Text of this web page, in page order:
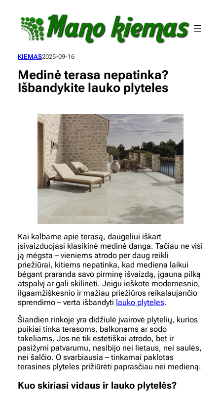
turinio
KIEMAS2025-09-16
Medinė terasa nepatinka?
Išbandykite lauko plyteles
Kai kalbame apie terasą, daugeliui iškart
įsivaizduojasi klasikinė medinė danga. Tačiau ne visi
ją mėgsta – vieniems atrodo per daug reikli
priežiūrai, kitiems nepatinka, kad mediena laikui
bėgant praranda savo pirminę išvaizdą, įgauna pilką
atspalvį ar gali skilinėti. Jeigu ieškote modernesnio,
ilgaamžiškesnio ir mažiau priežiūros reikalaujančio
sprendimo – verta išbandyti lauko plyteles.
Šiandien rinkoje yra didžiulė įvairovė plytelių, kurios
puikiai tinka terasoms, balkonams ar sodo
takeliams. Jos ne tik estetiškai atrodo, bet ir
pasižymi patvarumu, nesibijo nei lietaus, nei saulės,
nei šalčio. O svarbiausia – tinkamai paklotas
terasines plyteles prižiūrėti paprasčiau nei medieną.
Kuo skiriasi vidaus ir lauko plytelės?